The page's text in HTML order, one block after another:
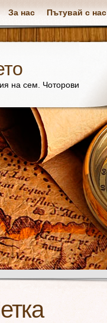
За нас Пътувай с нас
на сем. Чоторови